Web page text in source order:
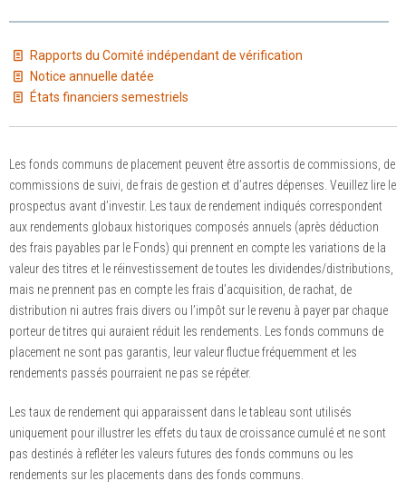
Rapports du Comité indépendant de vérification
Notice annuelle datée
États financiers semestriels
Les fonds communs de placement peuvent être assortis de commissions, de
commissions de suivi, de frais de gestion et d’autres dépenses. Veuillez lire le
prospectus avant d’investir. Les taux de rendement indiqués correspondent
aux rendements globaux historiques composés annuels (après déduction
des frais payables par le Fonds) qui prennent en compte les variations de la
valeur des titres et le réinvestissement de toutes les dividendes/distributions,
mais ne prennent pas en compte les frais d’acquisition, de rachat, de
distribution ni autres frais divers ou l’impôt sur le revenu à payer par chaque
porteur de titres qui auraient réduit les rendements. Les fonds communs de
placement ne sont pas garantis, leur valeur fluctue fréquemment et les
rendements passés pourraient ne pas se répéter.
Les taux de rendement qui apparaissent dans le tableau sont utilisés
uniquement pour illustrer les effets du taux de croissance cumulé et ne sont
pas destinés à refléter les valeurs futures des fonds communs ou les
rendements sur les placements dans des fonds communs.